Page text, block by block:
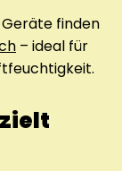
finden
– ideal für